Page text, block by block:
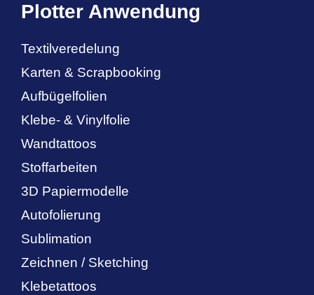
Plotter Anwendung
Textilveredelung
Karten & Scrapbooking
Aufbügelfolien
Klebe- & Vinylfolie
Wandtattoos
Stoffarbeiten
3D Papiermodelle
Autofolierung
Sublimation
Zeichnen / Sketching
Klebetattoos